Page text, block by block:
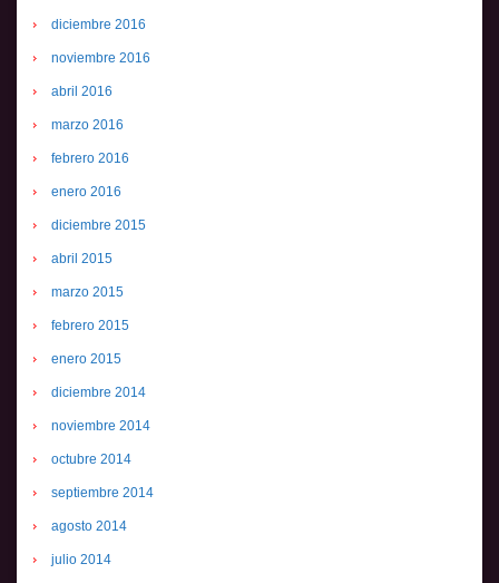
diciembre 2016
noviembre 2016
abril 2016
marzo 2016
febrero 2016
enero 2016
diciembre 2015
abril 2015
marzo 2015
febrero 2015
enero 2015
diciembre 2014
noviembre 2014
octubre 2014
septiembre 2014
agosto 2014
julio 2014